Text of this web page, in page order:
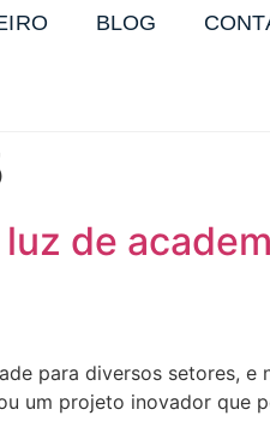
BLOG
de
para diversos setores, e
um projeto inovador que